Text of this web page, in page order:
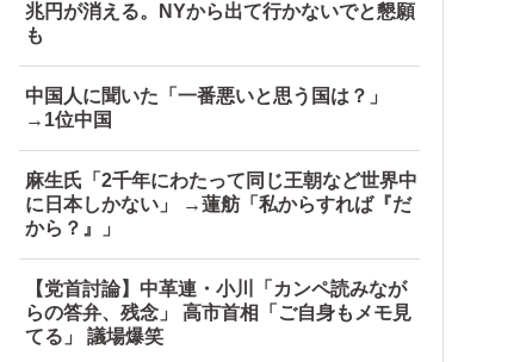
兆円が消える。NYから出て行かないでと懇願
も
中国人に聞いた「一番悪いと思う国は？」
→1位中国
麻生氏「2千年にわたって同じ王朝など世界中
に日本しかない」 →蓮舫「私からすれば『だ
から？』」
【党首討論】中革連・小川「カンペ読みなが
らの答弁、残念」 高市首相「ご自身もメモ見
てる」 議場爆笑